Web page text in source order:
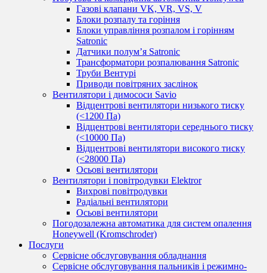
Газові клапани VK, VR, VS, V
Блоки розпалу та горіння
Блоки управління розпалом і горінням
Satronic
Датчики полум’я Satronic
Трансформатори розпалювання Satronic
Труби Вентурі
Приводи повітряних заслінок
Вентилятори і димососи Savio
Відцентрові вентилятори низького тиску
(<1200 Па)
Відцентрові вентилятори середнього тиску
(<10000 Па)
Відцентрові вентилятори високого тиску
(<28000 Па)
Осьові вентилятори
Вентилятори і повітродувки Elektror
Вихрові повітродувки
Радіальні вентилятори
Осьові вентилятори
Погодозалежна автоматика для систем опалення
Honeywell (Kromschroder)
Послуги
Сервісне обслуговування обладнання
Сервісне обслуговування пальників і режимно-